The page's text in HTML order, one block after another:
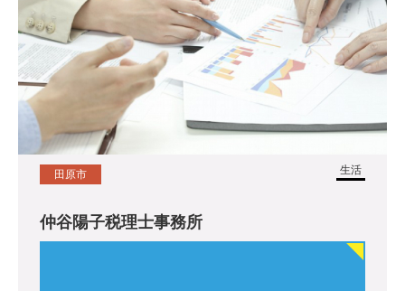
生活
田原市
仲谷陽子税理士事務所